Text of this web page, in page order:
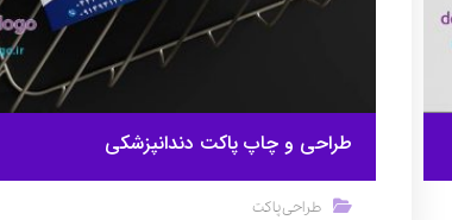
طراحی و چاپ پاکت دندانپزشکی
طراحی پاکت